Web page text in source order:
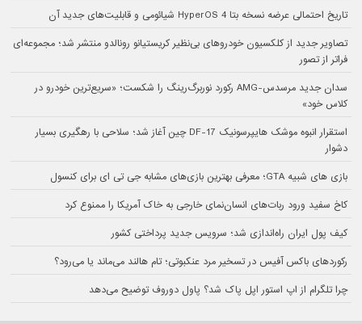
تاریخ احتمالی عرضه نسخه بتا HyperOS 4 شیائومی و قابلیت‌های جدید آن
تصاویر جدید از کلکسیون خودروهای بی‌نظیر کریستیانو رونالدو منتشر شد؛ مجموعه‌ای
فراتر از تصور
سدان جدید مرسدس-AMG رکورد نوربرگ‌رینگ را شکست؛ «سریع‌ترین خودرو در
کلاس خود»
استقرار انبوه موشک هایپرسونیک DF-17 چین آغاز شد؛ سلاحی با رهگیری بسیار
دشوار
بازی های شبیه GTA؛ معرفی بهترین بازی‌های مشابه جی تی ای برای کنسول
کاخ سفید ورود ربات‌های انسان‌نمای خارجی به خاک آمریکا را ممنوع کرد
کیف پول ایران راه‌اندازی شد؛ سرویس جدید پرداختی کشور
رکوردهای باکس آفیس در تسخیر مرد عنکبوتی؛ تام هالند می‌ماند یا می‌رود؟
چرا تلگرام از اپ استور اپل پاک شد؟ پاول دوروف توضیح می‌دهد